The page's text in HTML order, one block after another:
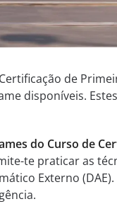
de
disponíveis.
do Curso de
te praticar as
Externo